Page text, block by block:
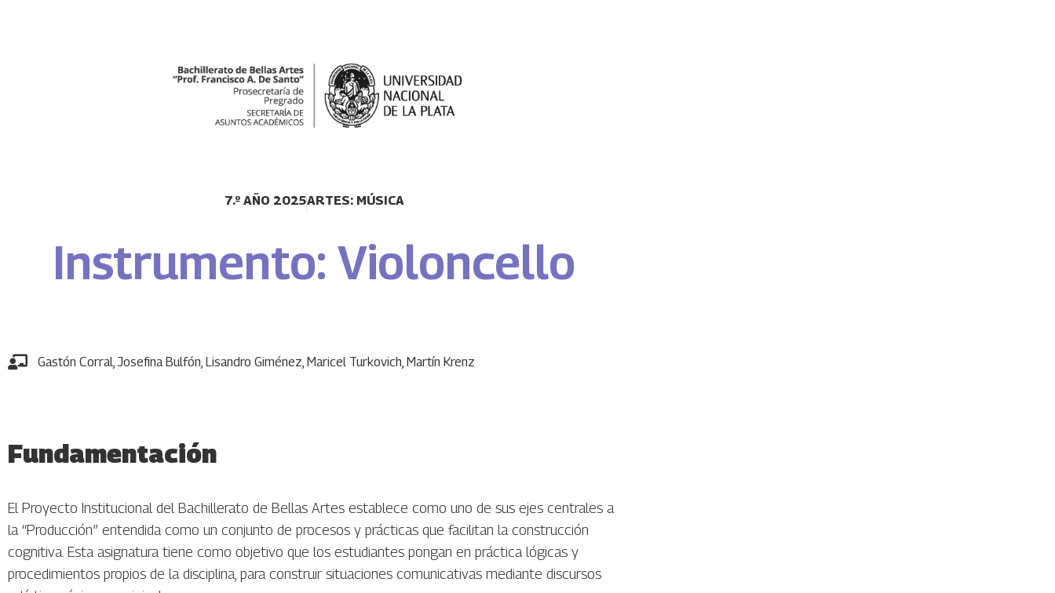
7.º AÑO 2025ARTES: MÚSICA
Instrumento: Violoncello
Gastón Corral, Josefina Bulfón, Lisandro Giménez, Maricel Turkovich, Martín Krenz
Fundamentación
El Proyecto Institucional del Bachillerato de Bellas Artes establece como uno de sus ejes centrales a
la “Producción” entendida como un conjunto de procesos y prácticas que facilitan la construcción
cognitiva. Esta asignatura tiene como objetivo que los estudiantes pongan en práctica lógicas y
procedimientos propios de la disciplina, para construir situaciones comunicativas mediante discursos